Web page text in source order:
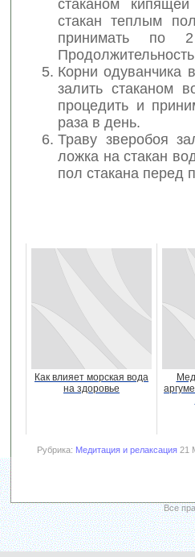
стаканом
стакан теплым
принимать по
Корни одуванчика
залить стаканом
процедить и
раза в день.
Траву зверобоя
ложка на стакан
пол стакана перед
Как влияет морская вода
на здоровье
Рубрика: Медитация и релаксация 21
Все